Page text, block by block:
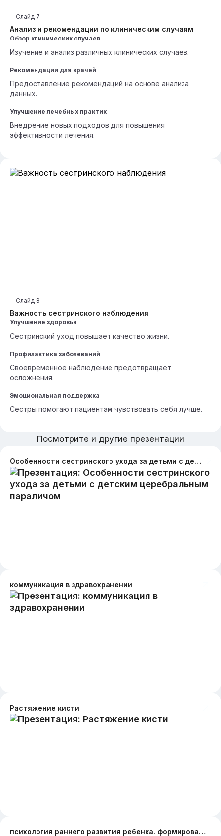
Анализ и рекомендации по клиническим случаям
Слайд 7
Обзор клинических случаев
Изучение и анализ различных клинических случаев.
Рекомендации для врачей
Предоставление рекомендаций на основе анализа
данных.
Улучшение лечебных практик
Внедрение новых подходов для повышения
эффективности лечения.
Важность сестринского наблюдения
Слайд 8
Улучшение здоровья
Сестринский уход повышает качество жизни.
Профилактика заболеваний
Своевременное наблюдение предотвращает
осложнения.
Эмоциональная поддержка
Сестры помогают пациентам чувствовать себя лучше.
Посмотрите и другие презентации
Особенности сестринского ухода за детьми с детским церебральным параличом
коммуникация в здравохранении
Растяжение кисти
психология раннего развития ребенка. формирование типа привязанности. психологические травмы. ранняя травма по Рупперту. как правильно относиться к ребенку